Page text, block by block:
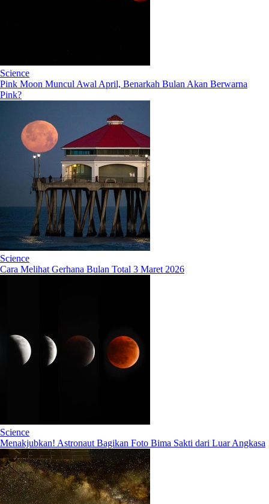
Science
Pink Moon Muncul Awal April, Benarkah Bulan Akan Berwarna
Pink?
Science
Cara Melihat Gerhana Bulan Total 3 Maret 2026
Science
Menakjubkan! Astronaut Bagikan Foto Bima Sakti dari Luar Angkasa